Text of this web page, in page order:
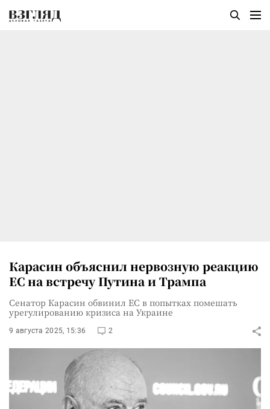
Карасин объяснил нервозную реакцию
ЕС на встречу Путина и Трампа
Сенатор Карасин обвинил ЕС в попытках помешать
урегулированию кризиса на Украине
9 августа 2025, 15:36 2